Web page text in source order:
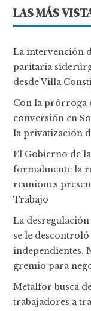
LAS MÁS
La intervención
paritaria
desde Villa
Con la prórroga
conversión en
la privatización
El Gobierno de
formalmente la
reuniones
Trabajo
La
se le
independientes.
gremio para
Metalfor busca
trabajadores a